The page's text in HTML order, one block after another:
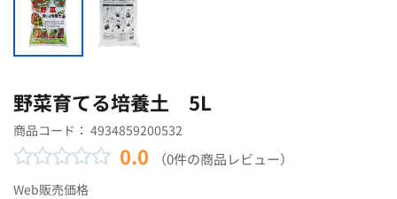
野菜育てる培養土 5L
商品コード： 4934859200532
0.0 （0件の商品レビュー）
Web販売価格